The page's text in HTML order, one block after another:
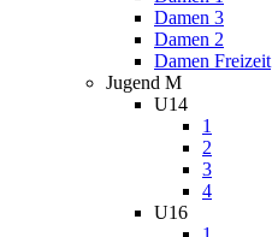
Damen 3
Damen 2
Damen Freizeit
Jugend M
U14
1
2
3
4
U16